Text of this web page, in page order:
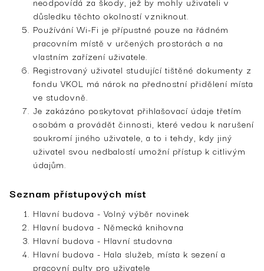
důsledku těchto okolností vzniknout.
Používání Wi-Fi je přípustné pouze na řádném
pracovním místě v určených prostorách a na
vlastním zařízení uživatele.
Registrovaný uživatel studující tištěné dokumenty z
fondu VKOL má nárok na přednostní přidělení místa
ve studovně.
Je zakázáno poskytovat přihlašovací údaje třetím
osobám a provádět činnosti, které vedou k narušení
soukromí jiného uživatele, a to i tehdy, kdy jiný
uživatel svou nedbalostí umožní přístup k citlivým
údajům.
Seznam přístupových míst
Hlavní budova ­- Volný výběr novinek
Hlavní budova - Německá knihovna
Hlavní budova - Hlavní studovna
Hlavní budova - Hala služeb, místa k sezení a
pracovní pulty pro uživatele